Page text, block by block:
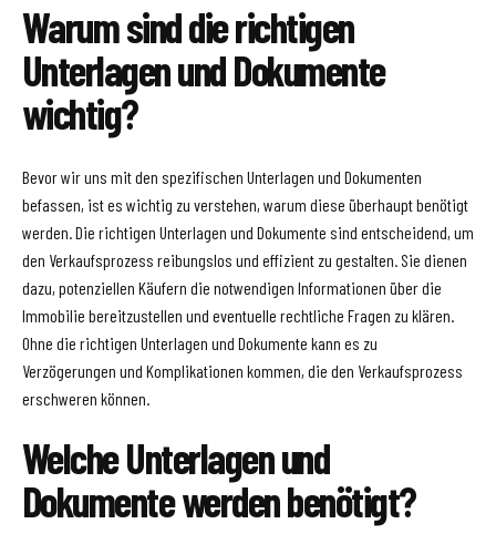
Warum sind die richtigen
Unterlagen und Dokumente
wichtig?
Bevor wir uns mit den spezifischen Unterlagen und Dokumenten
befassen, ist es wichtig zu verstehen, warum diese überhaupt benötigt
werden. Die richtigen Unterlagen und Dokumente sind entscheidend, um
den Verkaufsprozess reibungslos und effizient zu gestalten. Sie dienen
dazu, potenziellen Käufern die notwendigen Informationen über die
Immobilie bereitzustellen und eventuelle rechtliche Fragen zu klären.
Ohne die richtigen Unterlagen und Dokumente kann es zu
Verzögerungen und Komplikationen kommen, die den Verkaufsprozess
erschweren können.
Welche Unterlagen und
Dokumente werden benötigt?